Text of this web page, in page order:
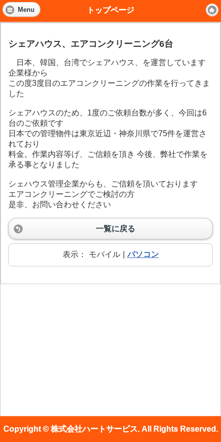
Menu トップページ
シェアハウス、エアコンクリーニング6台
日本、韓国、台湾でシェアハウス、を運営しています
企業様から
この度3度目のエアコンクリーニングの作業を行ってきま
した
シェアハウスのため、1度のご依頼台数が多く、今回は6
台のご依頼です
日本での管理物件は東京近辺・神奈川県で75件を運営さ
れており
料金。作業内容等げ、ご信頼を頂き 今後、弊社で作業を
承る事となりました
シェハウス管理企業からも、ご信頼を頂いております
エアコンクリーニングでご検討の方
是非、お問い合わせください
一覧に戻る
表示： モバイル パソコン
Copyright © 株式会社ハートサービス. All Rights Reserved.